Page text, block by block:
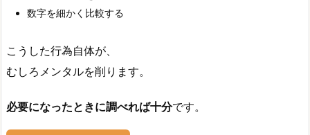
数字を細かく比較する
こうした行為自体が、
むしろメンタルを削ります。
必要になったときに調べれば十分です。